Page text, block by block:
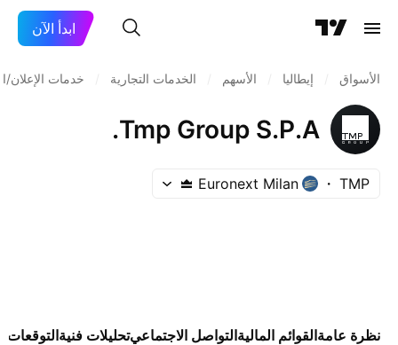
ابدأ الآن
الأسواق إيطاليا الأسهم الخدمات التجارية خدمات الإعلان/
Tmp Group S.P.A.
TMP
Euronext Milan
نظرة عامةالقوائم الماليةالتواصل الاجتماعيتحليلات فنيةالتوقعات